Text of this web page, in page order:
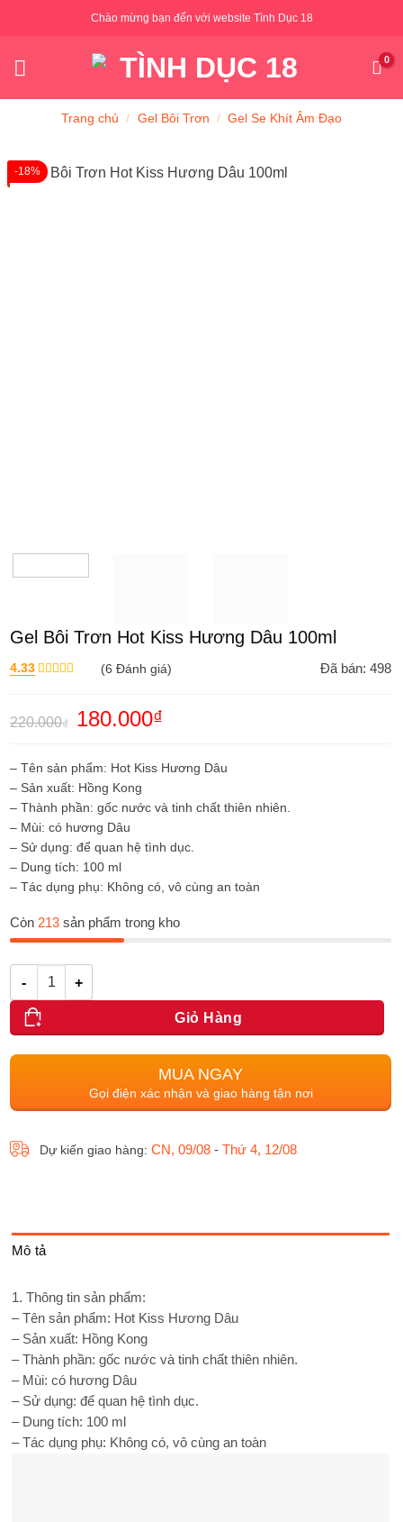
Chào mừng bạn đến với website Tình Dục 18
Trang chủ / Gel Bôi Trơn / Gel Se Khít Âm Đạo
-18%
Gel Bôi Trơn Hot Kiss Hương Dâu 100ml
4.33 (6 Đánh giá) Đã bán: 498
220.000₫
Giá
gốc
180.000₫Giá
180.000₫.
– Tên sản phẩm: Hot Kiss Hương Dâu
– Sản xuất: Hồng Kong
– Thành phần: gốc nước và tinh chất thiên nhiên.
– Mùi: có hương Dâu
– Sử dụng: để quan hệ tình dục.
– Dung tích: 100 ml
– Tác dụng phụ: Không có, vô cùng an toàn
Còn 213 sản phẩm trong kho
Số lượng
Giỏ Hàng
MUA NGAY
Gọi điện xác nhận và giao hàng tận nơi
Dự kiến giao hàng: CN, 09/08 - Thứ 4, 12/08
Mô tả
1. Thông tin sản phẩm:
– Tên sản phẩm: Hot Kiss Hương Dâu
– Sản xuất: Hồng Kong
– Thành phần: gốc nước và tinh chất thiên nhiên.
– Mùi: có hương Dâu
– Sử dụng: để quan hệ tình dục.
– Dung tích: 100 ml
– Tác dụng phụ: Không có, vô cùng an toàn